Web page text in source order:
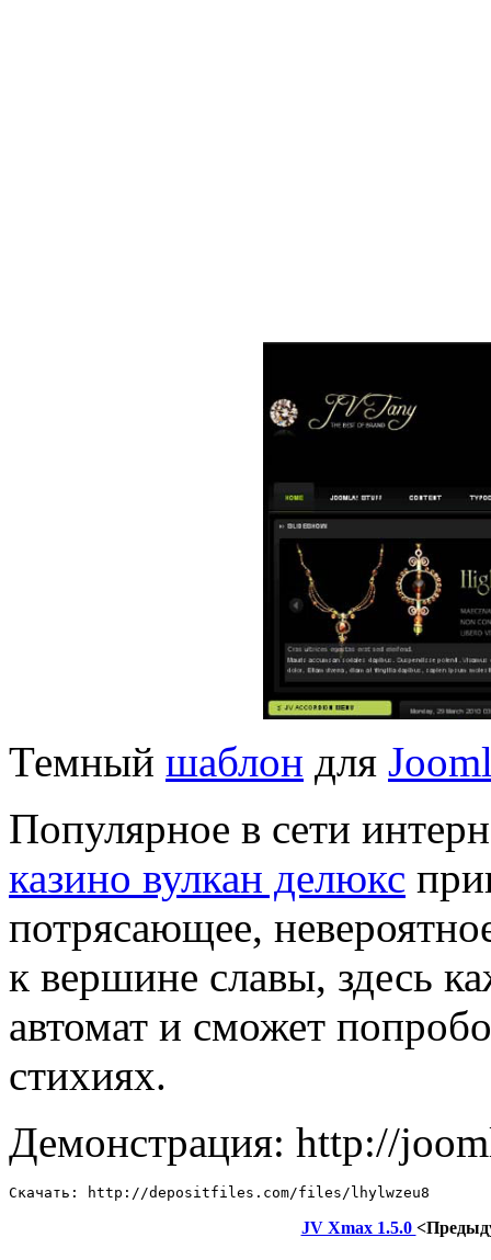
Темный шаблон для
Популярное в сети
казино вулкан делюкс
потрясающее,
к вершине славы, здесь
автомат и сможет
стихиях.
Демонстрация: http://
Скачать: http://depositfiles.com/files/lhylwzeu8
JV Xmax 1.5.0